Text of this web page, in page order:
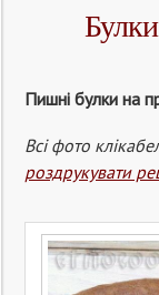
Пишні булки на
Всі фото
роздрукувати